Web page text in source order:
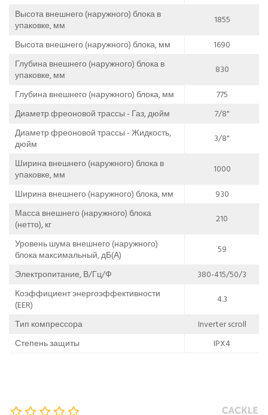
Высота внешнего (наружного) блока в
упаковке, мм
1855
Высота внешнего (наружного) блока, мм
1690
Глубина внешнего (наружного) блока в
упаковке, мм
830
Глубина внешнего (наружного) блока, мм
775
Диаметр фреоновой трассы - Газ, дюйм
7/8"
Диаметр фреоновой трассы - Жидкость,
дюйм
3/8"
Ширина внешнего (наружного) блока в
упаковке, мм
1000
Ширина внешнего (наружного) блока, мм
930
Масса внешнего (наружного) блока
(нетто), кг
210
Уровень шума внешнего (наружного)
блока максимальный, дБ(А)
59
Электропитание, В/Гц/Ф
380-415/50/3
Коэффициент энергоэффективности
(EER)
4.3
Тип компрессора
Inverter scroll
Степень защиты
IPX4